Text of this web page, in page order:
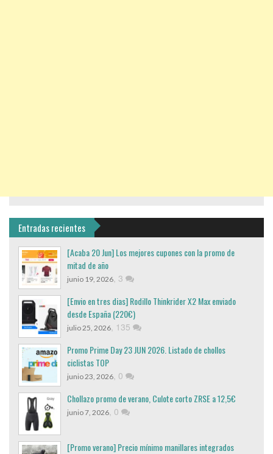
Entradas recientes
[Acaba 20 Jun] Los mejores cupones con la promo de
mitad de año
junio 19, 2026, 3
[Envio en tres dias] Rodillo Thinkrider X2 Max enviado
desde España (220€)
julio 25, 2026, 135
Promo Prime Day 23 JUN 2026. Listado de chollos
ciclistas TOP
junio 23, 2026, 0
Chollazo promo de verano, Culote corto ZRSE a 12,5€
junio 7, 2026, 0
[Promo verano] Precio mínimo manillares integrados